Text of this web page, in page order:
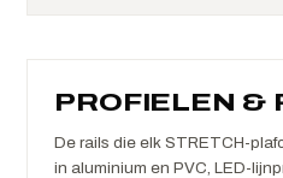
PROFIELEN &
De rails die elk STRETCH-
in aluminium en PVC, LED-